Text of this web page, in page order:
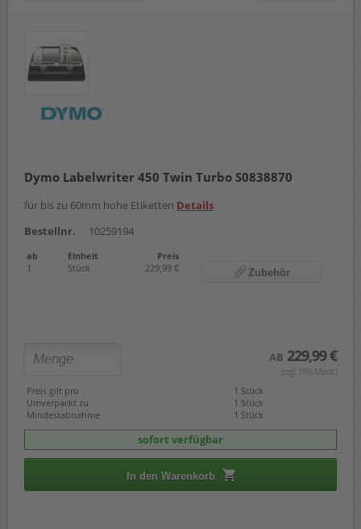
Dymo Labelwriter 450 Twin Turbo S0838870
für bis zu 60mm hohe Etiketten Details
Bestellnr.
10259194
ab Einheit
Preis
1
Stück 229,99 € Zubehör
AB 229,99 €
(zzgl. 19% Mwst.)
Preis gilt pro
1 Stück
Umverpackt zu
1 Stück
Mindestabnahme
1 Stück
sofort verfügbar
In den Warenkorb